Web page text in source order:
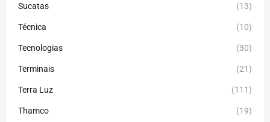
Sucatas (13)
Técnica (10)
Tecnologias (30)
Terminais (21)
Terra Luz (111)
Thamco (19)